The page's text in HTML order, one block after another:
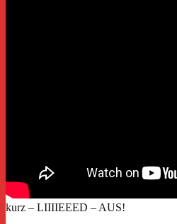
kurz – LIIIIEEED – AUS!